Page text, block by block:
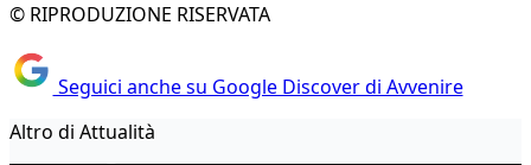
© RIPRODUZIONE RISERVATA
Seguici anche su Google Discover di Avvenire
Altro di Attualità